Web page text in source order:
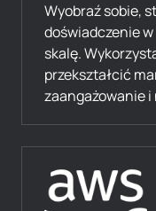
Wyobraź sobie,
doświadczenie
skalę.
przekształcić
zaangażowanie